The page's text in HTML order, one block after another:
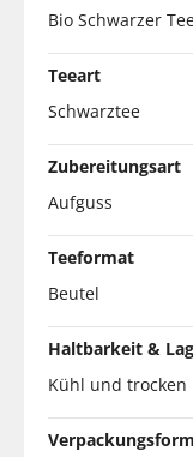
Bio Schwarzer
Teeart
Schwarztee
Zubereitungsart
Aufguss
Teeformat
Beutel
Haltbarkeit &
Kühl und trocken
Verpackungsform